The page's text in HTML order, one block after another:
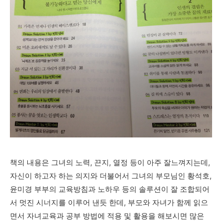
책의 내용은 그녀의 노력, 끈지, 열정 등이 아주 잘느껴지는데,
자신이 하고자 하는 의지와 더불어서 그녀의 부모님인 황석호,
윤미경 부부의 교육방침과 노하우 등의 솔루션이 잘 조합되어
서 멋진 시너지를 이루어 낸듯 한데, 부모와 자녀가 함께 읽으
면서 자녀교육과 공부 방법에 적용 및 활용을 해보시면 많은